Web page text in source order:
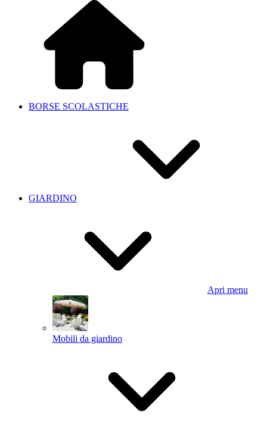
BORSE SCOLASTICHE
GIARDINO
Apri menu
Mobili da giardino